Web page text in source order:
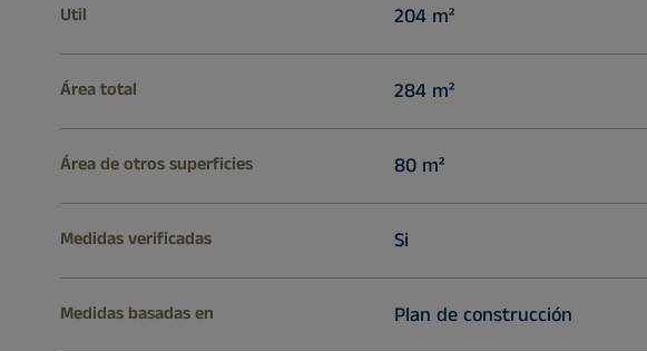
Util 204 m²
Área total 284 m²
Área de otros superficies 80 m²
Medidas verificadas Si
Medidas basadas en Plan de construcción